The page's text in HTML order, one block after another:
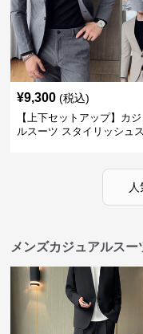
¥9,300 (税込)
【上下セットアップ】カ
ルスーツ スタイリッシュ
メンズカジュアルス